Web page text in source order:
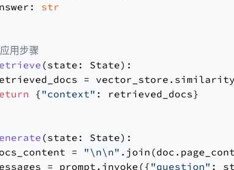
str
用步骤
(state: State):
=
{ "context" : retrieved_docs}
(state: State):
=
"\n\n"
= prompt.invoke({
"question" :